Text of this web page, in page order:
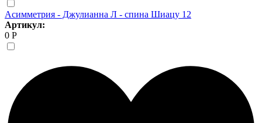
Асимметрия - Джулианна Л - спина Шиацу 12
Артикул:
0 Р